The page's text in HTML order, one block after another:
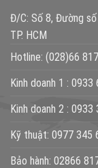
Đ/C: Số 8, Đường số
TP. HCM
Hotline: (028)66
Kinh doanh 1 : 0933
Kinh doanh 2 : 0933
Kỹ thuật: 0977 345
Bảo hành: 02866